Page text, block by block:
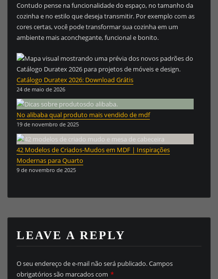
Contudo pense na funcionalidade do espaço, no tamanho da
cozinha e no estilo que deseja transmitir. Por exemplo com as
cores certas, você pode transformar sua cozinha em um
ambiente mais aconchegante, funcional e bonito.
Catálogo Duratex 2026: Download Grátis
24 de maio de 2026
No alibaba qual produto mais vendido de mdf
19 de novembro de 2025
42 Modelos de Criados-Mudos em MDF | Inspirações
Modernas para Quarto
9 de novembro de 2025
LEAVE A REPLY
O seu endereço de e-mail não será publicado.Campos
obrigatórios são marcados com *